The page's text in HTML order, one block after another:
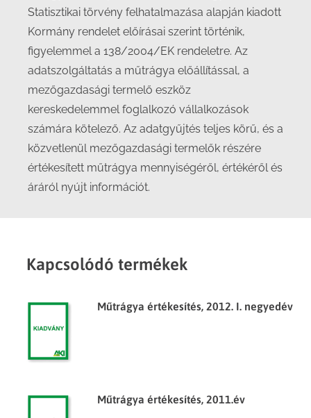
Statisztikai törvény felhatalmazása alapján kiadott
Kormány rendelet előírásai szerint történik,
figyelemmel a 138/2004/EK rendeletre. Az
adatszolgáltatás a műtrágya előállítással, a
mezőgazdasági termelő eszköz
kereskedelemmel foglalkozó vállalkozások
számára kötelező. Az adatgyűjtés teljes körű, és a
közvetlenül mezőgazdasági termelők részére
értékesített műtrágya mennyiségéről, értékéről és
áráról nyújt információt.
Kapcsolódó termékek
Műtrágya értékesítés, 2012. I. negyedév
Műtrágya értékesítés, 2011.év